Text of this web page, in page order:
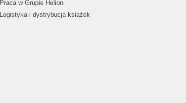
Praca w Grupie Helion
Logistyka i dystrybucja książek